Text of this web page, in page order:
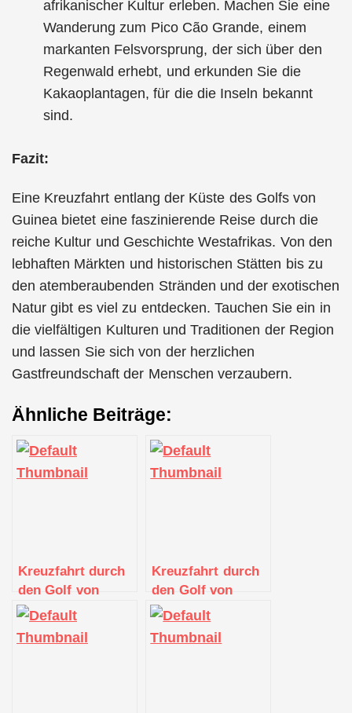
afrikanischer Kultur erleben. Machen Sie eine
Wanderung zum Pico Cão Grande, einem
markanten Felsvorsprung, der sich über den
Regenwald erhebt, und erkunden Sie die
Kakaoplantagen, für die die Inseln bekannt
sind.
Fazit:
Eine Kreuzfahrt entlang der Küste des Golfs von
Guinea bietet eine faszinierende Reise durch die
reiche Kultur und Geschichte Westafrikas. Von den
lebhaften Märkten und historischen Stätten bis zu
den atemberaubenden Stränden und der exotischen
Natur gibt es viel zu entdecken. Tauchen Sie ein in
die vielfältigen Kulturen und Traditionen der Region
und lassen Sie sich von der herzlichen
Gastfreundschaft der Menschen verzaubern.
Ähnliche Beiträge:
Kreuzfahrt durch
den Golf von
Guinea: Von
Westafrika zu den
Inseln im Atlantik
Kreuzfahrt durch
den Golf von
Guinea:
Entdeckung der
afrikanischen